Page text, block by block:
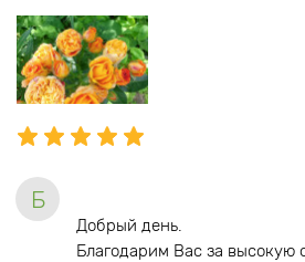
Б
Добрый день.
Благодарим Вас за высокую